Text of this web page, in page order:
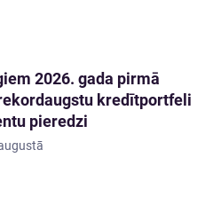
2026. gada pirmā
kredītportfeli
pieredzi